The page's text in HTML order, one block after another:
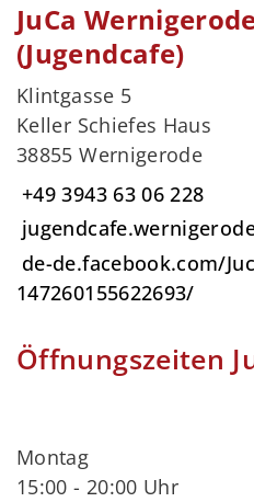
JuCa
(Jugendcafe)
Klintgasse 5
Keller Schiefes Haus
38855 Wernigerode
+49 3943 63 06 228
de-de.facebook.com/
147260155622693/
Öffnungszeiten
Montag
15:00 - 20:00 Uhr